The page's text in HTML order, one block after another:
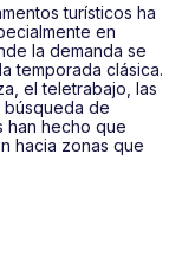
turísticos ha
en
la demanda se
temporada clásica.
el teletrabajo, las
búsqueda de
han hecho que
hacia zonas que